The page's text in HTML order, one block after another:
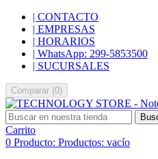
| CONTACTO
| EMPRESAS
| HORARIOS
| WhatsApp: 299-5853500
| SUCURSALES
Comparar (0)
Carrito
0 Producto: Productos: vacío